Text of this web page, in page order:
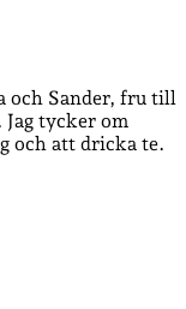
och Sander, fru till
tycker om
och att dricka te.